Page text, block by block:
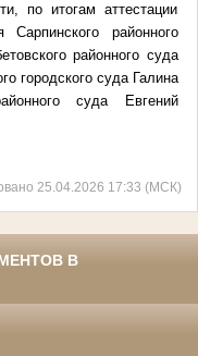
по итогам аттестации
Сарпинского районного
районного суда
городского суда Галина
суда Евгений
25.04.2026 17:33 (МСК)
В